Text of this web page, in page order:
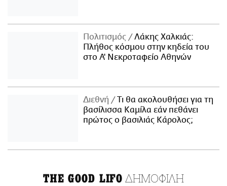
Πολιτισμός
Λάκης Χαλκιάς:
Πλήθος κόσμου στην κηδεία του
στο Α' Νεκροταφείο Αθηνών
Διεθνή
Τι θα ακολουθήσει για τη
βασίλισσα Καμίλα εάν πεθάνει
πρώτος ο βασιλιάς Κάρολος;
THE GOOD LIFO ΔΗΜΟΦΙΛΗ